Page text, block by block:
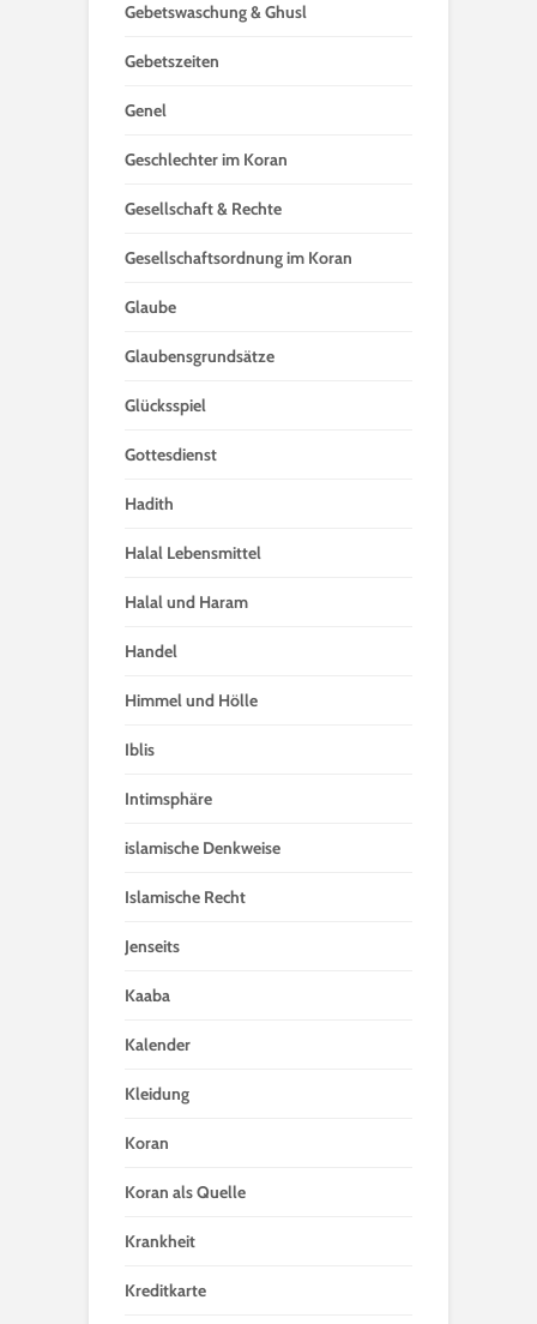
Gebetswaschung & Ghusl
Gebetszeiten
Genel
Geschlechter im Koran
Gesellschaft & Rechte
Gesellschaftsordnung im Koran
Glaube
Glaubensgrundsätze
Glücksspiel
Gottesdienst
Hadith
Halal Lebensmittel
Halal und Haram
Handel
Himmel und Hölle
Iblis
Intimsphäre
islamische Denkweise
Islamische Recht
Jenseits
Kaaba
Kalender
Kleidung
Koran
Koran als Quelle
Krankheit
Kreditkarte